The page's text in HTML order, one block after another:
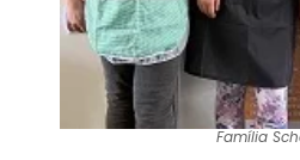
Família